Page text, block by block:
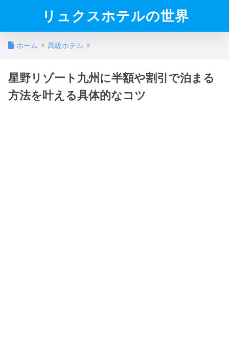
リュクスホテルの世界
ホーム 高級ホテル
星野リゾート九州に半額や割引で泊まる
方法を叶える具体的なコツ